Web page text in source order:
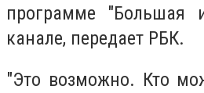
программе "Большая
канале, передает РБК.
"Это возможно. Кто